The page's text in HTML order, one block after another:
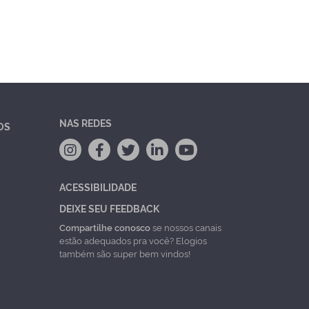
NAS REDES
ACESSIBILIDADE
DEIXE SEU FEEDBACK
Compartilhe conoscose nossos canais
estão adequados pra você? Elogios
também são super bem vindos!